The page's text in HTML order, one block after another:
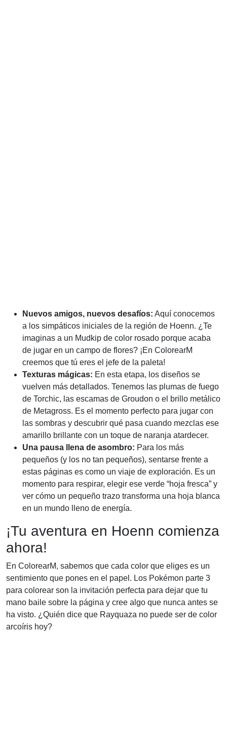
Nuevos amigos, nuevos desafíos: Aquí conocemos
a los simpáticos iniciales de la región de Hoenn. ¿Te
imaginas a un Mudkip de color rosado porque acaba
de jugar en un campo de flores? ¡En ColorearM
creemos que tú eres el jefe de la paleta!
Texturas mágicas: En esta etapa, los diseños se
vuelven más detallados. Tenemos las plumas de fuego
de Torchic, las escamas de Groudon o el brillo metálico
de Metagross. Es el momento perfecto para jugar con
las sombras y descubrir qué pasa cuando mezclas ese
amarillo brillante con un toque de naranja atardecer.
Una pausa llena de asombro: Para los más
pequeños (y los no tan pequeños), sentarse frente a
estas páginas es como un viaje de exploración. Es un
momento para respirar, elegir ese verde “hoja fresca” y
ver cómo un pequeño trazo transforma una hoja blanca
en un mundo lleno de energía.
¡Tu aventura en Hoenn comienza
ahora!
En ColorearM, sabemos que cada color que eliges es un
sentimiento que pones en el papel. Los Pokémon parte 3
para colorear son la invitación perfecta para dejar que tu
mano baile sobre la página y cree algo que nunca antes se
ha visto. ¿Quién dice que Rayquaza no puede ser de color
arcoíris hoy?